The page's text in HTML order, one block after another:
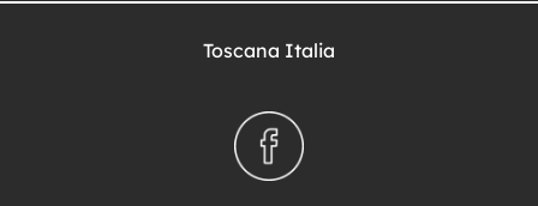
Toscana Italia